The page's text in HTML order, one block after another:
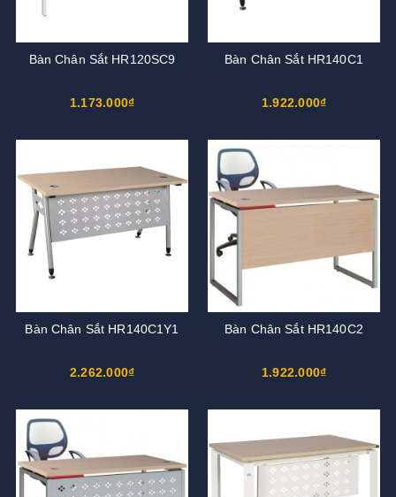
Bàn Chân Sắt HR120SC9
1.173.000₫
Bàn Chân Sắt HR140C1
1.922.000₫
Bàn Chân Sắt HR140C1Y1
2.262.000₫
Bàn Chân Sắt HR140C2
1.922.000₫